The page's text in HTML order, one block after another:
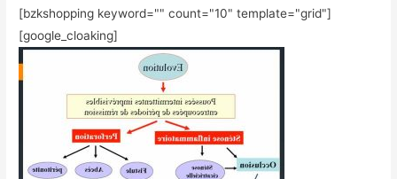
[bzkshopping keyword="" count="10" template="grid"]
[google_cloaking]